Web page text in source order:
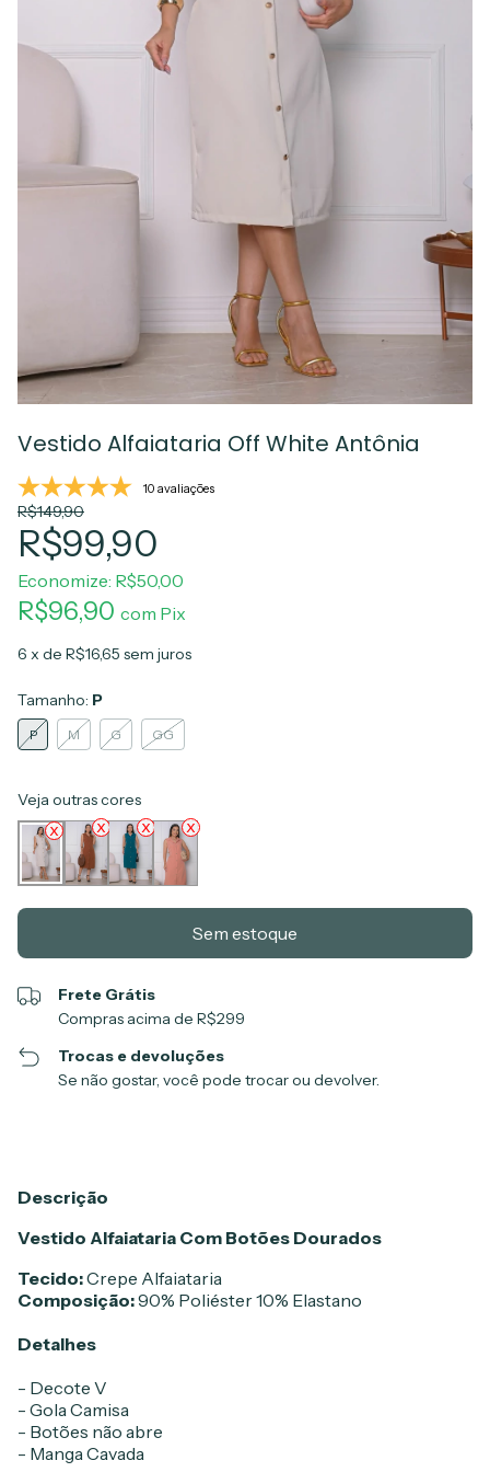
Vestido Alfaiataria Off White Antônia
10 avaliações
R$149,90
R$99,90
Economize: R$50,00
R$96,90 com Pix
6 x de R$16,65 sem juros
Tamanho: P
P M G GG
Veja outras cores
Frete Grátis
Compras acima de R$299
Trocas e devoluções
Se não gostar, você pode trocar ou devolver.
Descrição
Vestido Alfaiataria Com Botões Dourados
Tecido:Crepe Alfaiataria
Composição:90% Poliéster 10% Elastano
Detalhes
- Decote V
- Gola Camisa
- Botões não abre
- Manga Cavada